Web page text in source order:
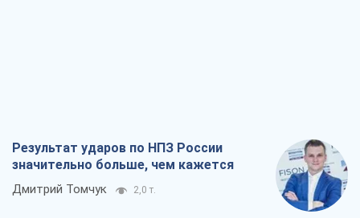
Результат ударов по НПЗ России
значительно больше, чем кажется
Дмитрий Томчук 2,0 т.